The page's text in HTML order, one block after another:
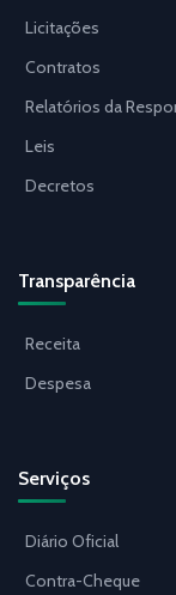
Licitações
Contratos
Relatórios da
Leis
Decretos
Transparência
Receita
Despesa
Serviços
Diário Oficial
Contra-Cheque